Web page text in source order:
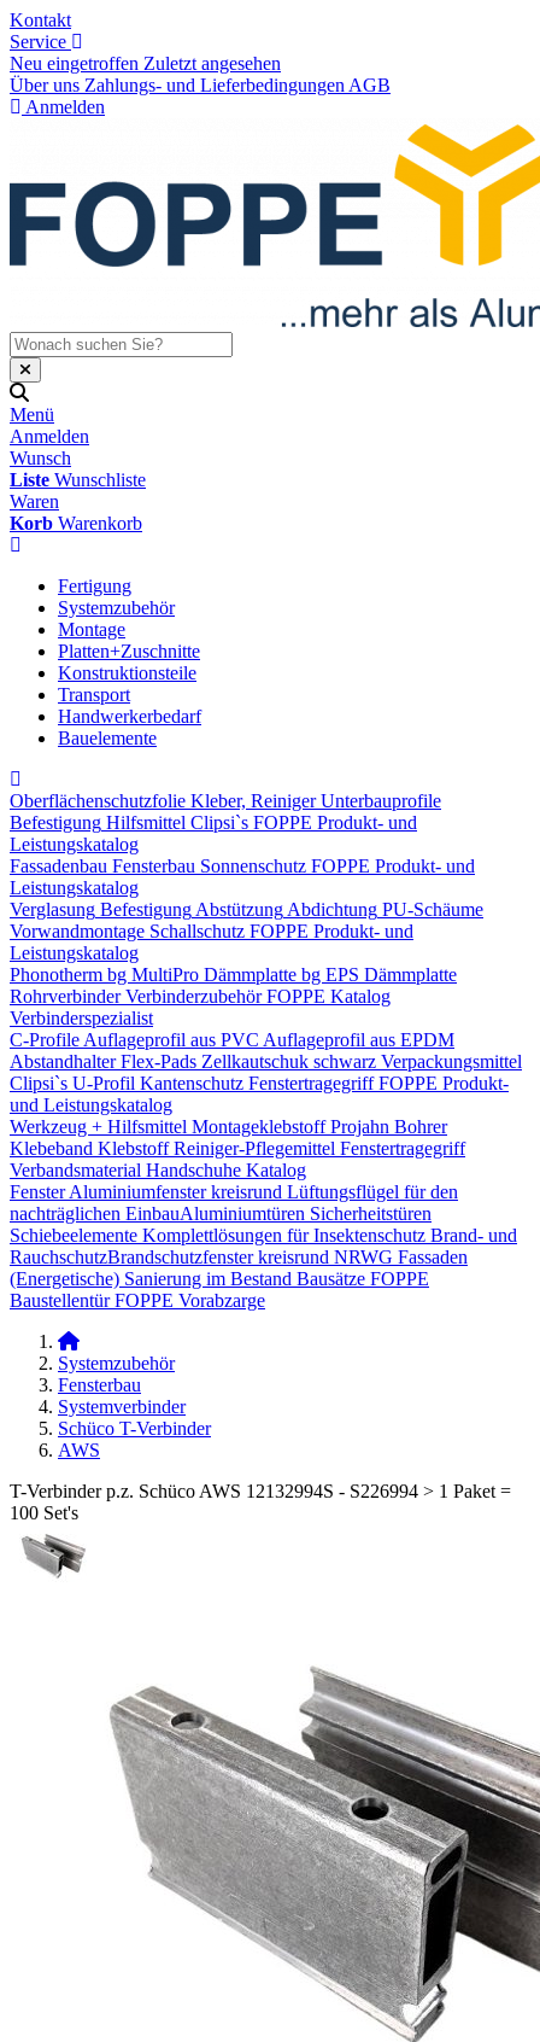
Kontakt
Service
Neu eingetroffen Zuletzt angesehen
Über uns Zahlungs- und Lieferbedingungen AGB
Anmelden
Menü
Anmelden
Wunsch
Liste Wunschliste
Waren
Korb Warenkorb
Fertigung
Systemzubehör
Montage
Platten+Zuschnitte
Konstruktionsteile
Transport
Handwerkerbedarf
Bauelemente
Oberflächenschutzfolie Kleber, Reiniger Unterbauprofile
Befestigung Hilfsmittel Clipsi`s FOPPE Produkt- und
Leistungskatalog
Fassadenbau Fensterbau Sonnenschutz FOPPE Produkt- und
Leistungskatalog
Verglasung Befestigung Abstützung Abdichtung PU-Schäume
Vorwandmontage Schallschutz FOPPE Produkt- und
Leistungskatalog
Phonotherm bg MultiPro Dämmplatte bg EPS Dämmplatte
Rohrverbinder Verbinderzubehör FOPPE Katalog
Verbinderspezialist
C-Profile Auflageprofil aus PVC Auflageprofil aus EPDM
Abstandhalter Flex-Pads Zellkautschuk schwarz Verpackungsmittel
Clipsi`s U-Profil Kantenschutz Fenstertragegriff FOPPE Produkt-
und Leistungskatalog
Werkzeug + Hilfsmittel Montageklebstoff Projahn Bohrer
Klebeband Klebstoff Reiniger-Pflegemittel Fenstertragegriff
Verbandsmaterial Handschuhe Katalog
Fenster Aluminiumfenster kreisrund Lüftungsflügel für den
nachträglichen Einbau​Aluminiumtüren Sicherheitstüren
Schiebeelemente Komplettlösungen für Insektenschutz Brand- und
Rauchschutz​Brandschutzfenster kreisrund NRWG Fassaden
(Energetische) Sanierung im Bestand Bausätze FOPPE
Baustellentür FOPPE Vorabzarge
Systemzubehör
Fensterbau
Systemverbinder
Schüco T-Verbinder
AWS
T-Verbinder p.z. Schüco AWS 12132994S - S226994 > 1 Paket =
100 Set's